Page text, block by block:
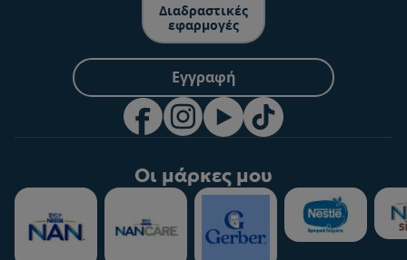
Διαδραστικές
εφαρμογές
Εγγραφή
Οι μάρκες μου